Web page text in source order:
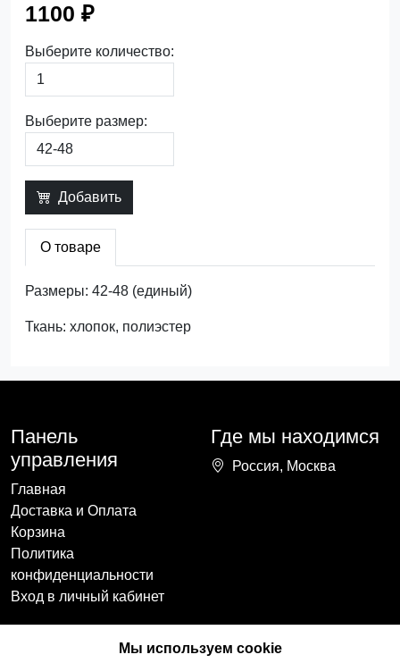
1100 ₽
Выберите количество:
Выберите размер:
Добавить
О товаре
Размеры: 42-48 (единый)
Ткань: хлопок, полиэстер
Панель
управления
Главная
Доставка и Оплата
Корзина
Политика
конфиденциальности
Вход в личный кабинет
Где мы находимся
Россия, Москва
сетях
Мы используем cookie